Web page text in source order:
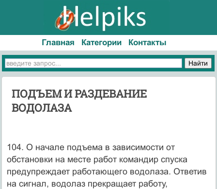
Главная Категории Контакты
ПОДЪЕМ И РАЗДЕВАНИЕ
ВОДОЛАЗА
104. О начале подъема в зависимости от
обстановки на месте работ командир спуска
предупреждает работающего водолаза. Ответив
на сигнал, водолаз прекращает работу,